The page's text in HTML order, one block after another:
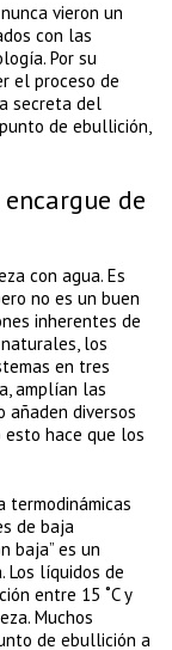
vieron un
con las
Por su
el proceso de
secreta del
de ebullición,
de
con agua. Es
no es un buen
inherentes de
los
en tres
amplían las
añaden diversos
esto hace que los
termodinámicas
de baja
baja” es un
Los líquidos de
entre 15 ˚C y
Muchos
de ebullición a